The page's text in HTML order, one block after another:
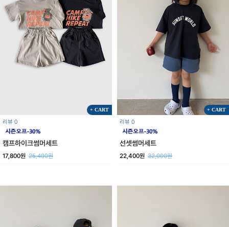
+ CART
리뷰 0
캠프하이크썸머세트
17,800원 25,400원
+ CART
리뷰 0
선셋썸머세트
22,400원 32,000원